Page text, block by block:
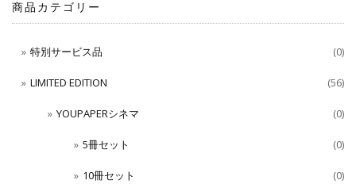
商品カテゴリー
特別サービス品 (0)
LIMITED EDITION (56)
YOUPAPERシネマ (0)
5冊セット (0)
10冊セット (0)